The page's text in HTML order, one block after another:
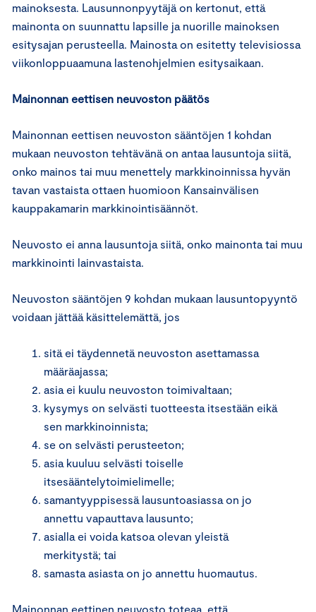
mainoksesta. Lausunnonpyytäjä on kertonut, että
mainonta on suunnattu lapsille ja nuorille mainoksen
esitysajan perusteella. Mainosta on esitetty televisiossa
viikonloppuaamuna lastenohjelmien esitysaikaan.
Mainonnan eettisen neuvoston päätös
Mainonnan eettisen neuvoston sääntöjen 1 kohdan
mukaan neuvoston tehtävänä on antaa lausuntoja siitä,
onko mainos tai muu menettely markkinoinnissa hyvän
tavan vastaista ottaen huomioon Kansainvälisen
kauppakamarin markkinointisäännöt.
Neuvosto ei anna lausuntoja siitä, onko mainonta tai muu
markkinointi lainvastaista.
Neuvoston sääntöjen 9 kohdan mukaan lausuntopyyntö
voidaan jättää käsittelemättä, jos
sitä ei täydennetä neuvoston asettamassa
määräajassa;
asia ei kuulu neuvoston toimivaltaan;
kysymys on selvästi tuotteesta itsestään eikä
sen markkinoinnista;
se on selvästi perusteeton;
asia kuuluu selvästi toiselle
itsesääntelytoimielimelle;
samantyyppisessä lausuntoasiassa on jo
annettu vapauttava lausunto;
asialla ei voida katsoa olevan yleistä
merkitystä; tai
samasta asiasta on jo annettu huomautus.
Mainonnan eettinen neuvosto toteaa, että